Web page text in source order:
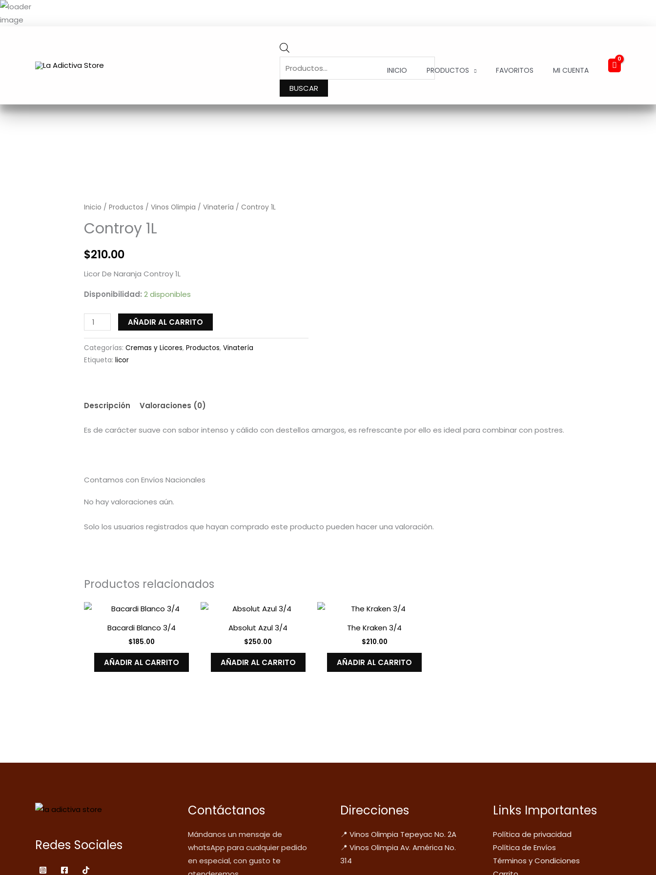
Ir
al
PRODUCTS
BUSCAR
INICIO PRODUCTOS FAVORITOS MI CUENTA
Inicio /Productos /Vinos Olimpia /Vinatería / Controy 1L
Controy 1L
$210.00
Licor De Naranja Controy 1L
Disponibilidad: 2 disponibles
cantidad
AÑADIR AL CARRITO
Categorías:Cremas y Licores,Productos,Vinatería
Etiqueta:licor
Descripción Valoraciones (0)
Es de carácter suave con sabor intenso y cálido con destellos amargos, es refrescante por ello es ideal para combinar con postres.
Contamos con Envíos Nacionales
No hay valoraciones aún.
Solo los usuarios registrados que hayan comprado este producto pueden hacer una valoración.
Productos relacionados
Bacardi Blanco 3/4
$185.00
AÑADIR AL CARRITO
Absolut Azul 3/4
$250.00
AÑADIR AL CARRITO
The Kraken 3/4
$210.00
AÑADIR AL CARRITO
Redes Sociales
Contáctanos
Mándanos un mensaje de
whatsApp para cualquier pedido
en especial, con gusto te
Direcciones
📍 Vinos Olimpia Tepeyac No. 2A
📍 Vinos Olimpia Av. América No.
314
Links Importantes
Política de privacidad
Política de Envíos
Términos y Condiciones